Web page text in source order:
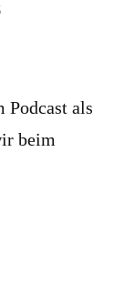
Podcast als
beim